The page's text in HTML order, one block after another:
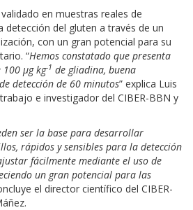
en muestras reales de
del gluten a través de un
con un gran potencial para su
“Hemos constatado que presenta
µg kg-1 de gliadina, buena
detección de 60 minutos” explica Luis
e investigador del CIBER-BBN y
ser la base para desarrollar
rápidos y sensibles para la detección
fácilmente mediante el uso de
un gran potencial para las
el director científico del CIBER-